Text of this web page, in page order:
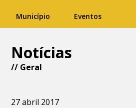
Município Eventos
Notícias
// Geral
27 abril 2017